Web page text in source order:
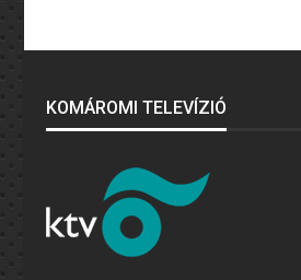
KOMÁROMI TELEVÍZIÓ